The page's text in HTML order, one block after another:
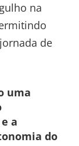
na
de
uma
a
do